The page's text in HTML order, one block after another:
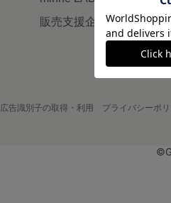
販売支援企画・イベント
広告識別子の取得・利用 プライバシーポ